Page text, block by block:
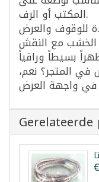
المكتب أو الرف.
الخشب مع النقش
المتجر؟ نعم،